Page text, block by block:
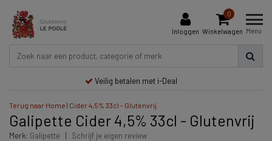
Inloggen
0
Winkelwagen Menu
Veilig betalen met i-Deal
Terug naar Home | Cider 4,5% 33cl - Glutenvrij
Galipette Cider 4,5% 33cl - Glutenvrij
Merk: Galipette | Schrijf je eigen review